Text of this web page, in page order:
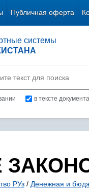
Публичная оферта
системы
в тексте документа
РУз / Денежная и